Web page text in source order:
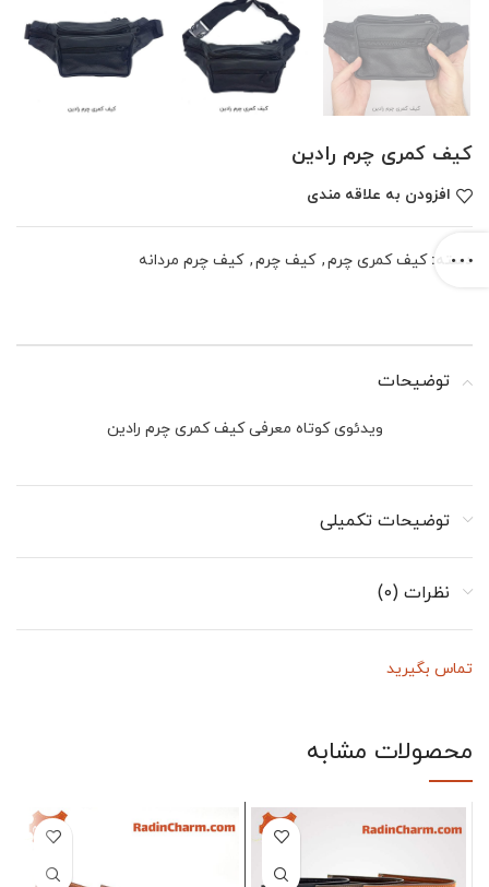
کیف کمری چرم رادین
افزودن به علاقه مندی
دسته: کیف کمری چرم, کیف چرم, کیف چرم مردانه
توضیحات
ویدئوی کوتاه معرفی کیف کمری چرم رادین
توضیحات تکمیلی
نظرات (0)
تماس بگیرید
محصولات مشابه